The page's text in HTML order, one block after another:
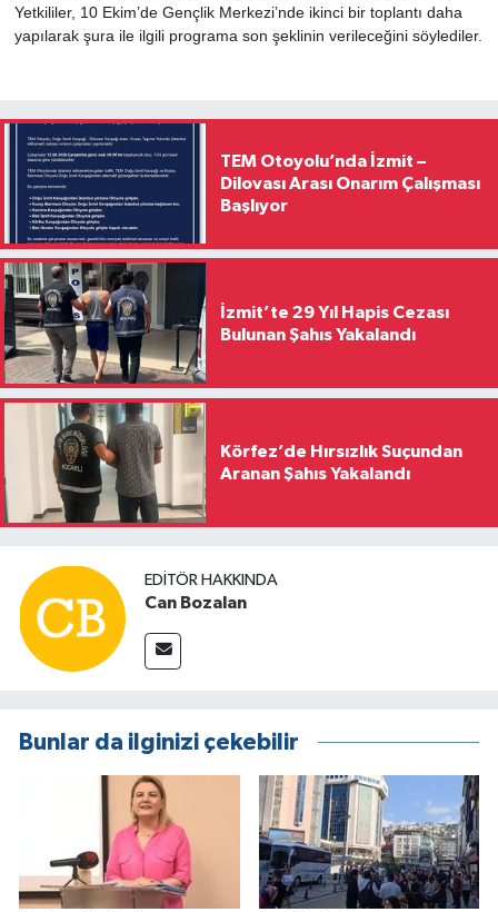
Yetkililer, 10 Ekim’de Gençlik Merkezi’nde ikinci bir toplantı daha
yapılarak şura ile ilgili programa son şeklinin verileceğini söylediler.
TEM Otoyolu’nda İzmit –
Dilovası Arası Onarım Çalışması
Başlıyor
İzmit’te 29 Yıl Hapis Cezası
Bulunan Şahıs Yakalandı
Körfez’de Hırsızlık Suçundan
Aranan Şahıs Yakalandı
EDITÖR HAKKINDA
Can Bozalan
Bunlar da ilginizi çekebilir